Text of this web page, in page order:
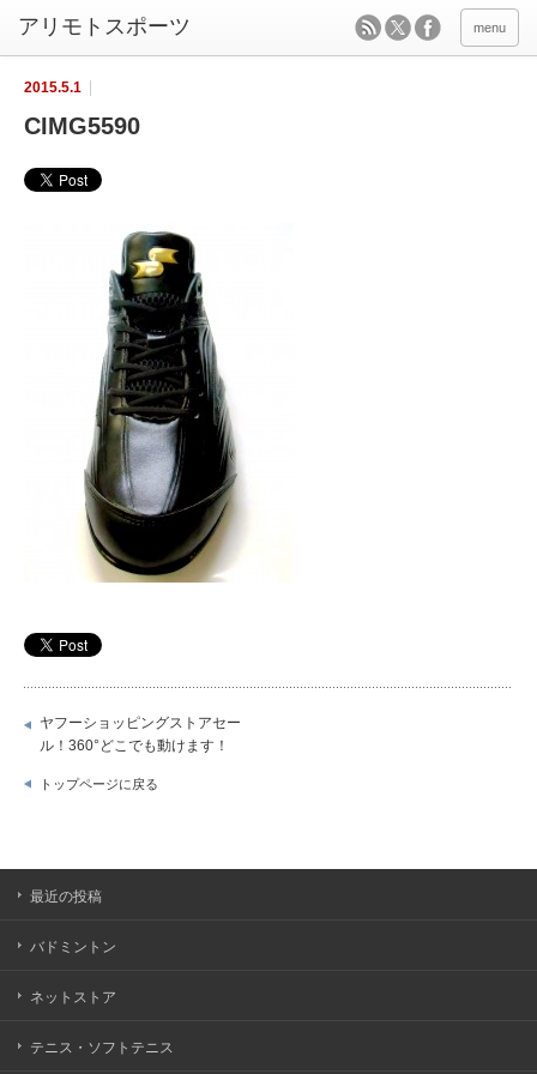
menu
2015.5.1
CIMG5590
ヤフーショッピングストアセー
ル！360°どこでも動けます！
トップページに戻る
最近の投稿
バドミントン
ネットストア
テニス・ソフトテニス